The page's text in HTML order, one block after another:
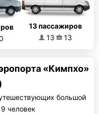
13 пассажиров
13
13
«Кимпхо»
большой
человек